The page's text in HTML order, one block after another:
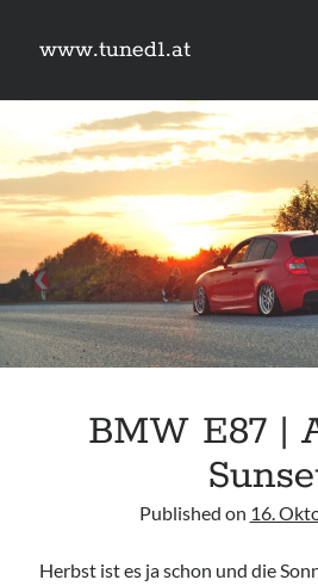
www.tuned1.at
Sidebar
Was suchst du?
Suchen
Kategorien
Kategorien
#schreischwein
BMW E87 |
Published on 16.
Herbst ist es ja schon und die